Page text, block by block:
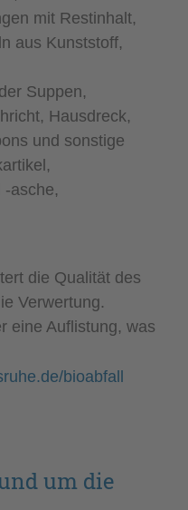
mit Restinhalt,
aus Kunststoff,
Suppen,
Hausdreck,
und sonstige
-asche,
die Qualität des
Verwertung.
eine Auflistung, was
bioabfall
um die